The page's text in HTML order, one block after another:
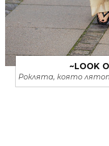
~LOOK
Роклята, която